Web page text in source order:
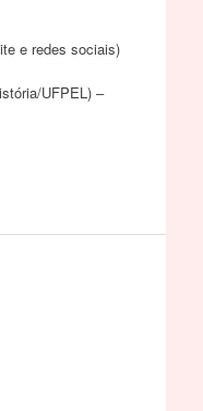
e redes sociais)
UFPEL) –